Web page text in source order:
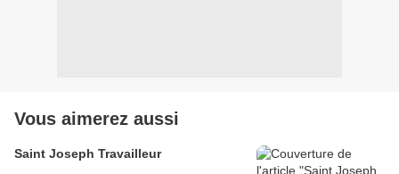
Vous aimerez aussi
Saint Joseph Travailleur